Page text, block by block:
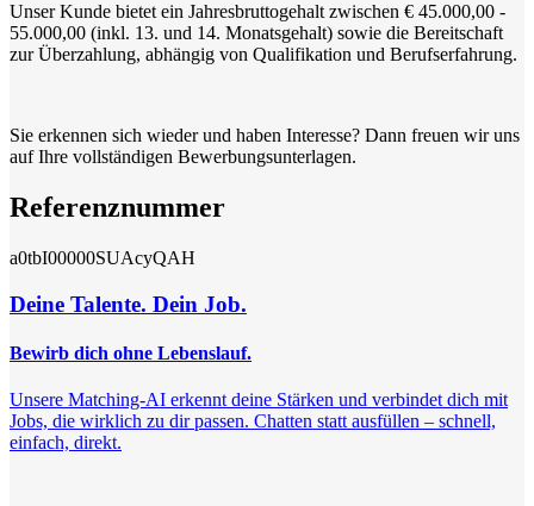
Unser Kunde bietet ein Jahresbruttogehalt zwischen € 45.000,00 -
55.000,00 (inkl. 13. und 14. Monatsgehalt) sowie die Bereitschaft
zur Überzahlung, abhängig von Qualifikation und Berufserfahrung.
Sie erkennen sich wieder und haben Interesse? Dann freuen wir uns
auf Ihre vollständigen Bewerbungsunterlagen.
Referenznummer
a0tbI00000SUAcyQAH
Deine Talente. Dein Job.
Bewirb dich ohne Lebenslauf.
Unsere Matching-AI erkennt deine Stärken und verbindet dich mit
Jobs, die wirklich zu dir passen. Chatten statt ausfüllen – schnell,
einfach, direkt.